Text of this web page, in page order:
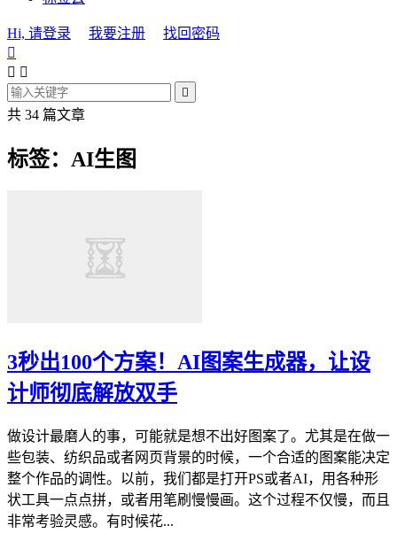
Hi, 请登录 我要注册
找回密码

 

共 34 篇文章
标签：AI生图
3秒出100个方案！AI图案生成器，让设
计师彻底解放双手
做设计最磨人的事，可能就是想不出好图案了。尤其是在做一
些包装、纺织品或者网页背景的时候，一个合适的图案能决定
整个作品的调性。以前，我们都是打开PS或者AI，用各种形
状工具一点点拼，或者用笔刷慢慢画。这个过程不仅慢，而且
非常考验灵感。有时候花...